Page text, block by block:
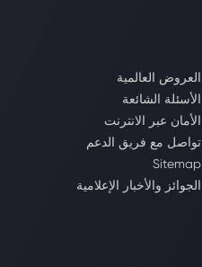
العروض العالمية
الأسئلة الشائعة
الأمان عبر الانترنت
تواصل مع فريق الدعم
Sitemap
الجوائز والأخبار الإعلامية